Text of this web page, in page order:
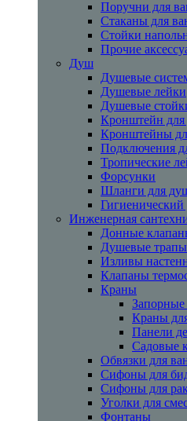
Поручни для
Стаканы для
Стойки
Прочие
Душ
Душевые
Душевые лейки
Душевые
Кронштейн
Кронштейны
Подключения
Тропические
Форсунки
Шланги для
Инженерная
Донные
Душевые трапы
Изливы
Клапаны
Краны
Краны
Панели
Садовые
Обвязки для
Сифоны для
Сифоны для
Уголки для
Фонтаны